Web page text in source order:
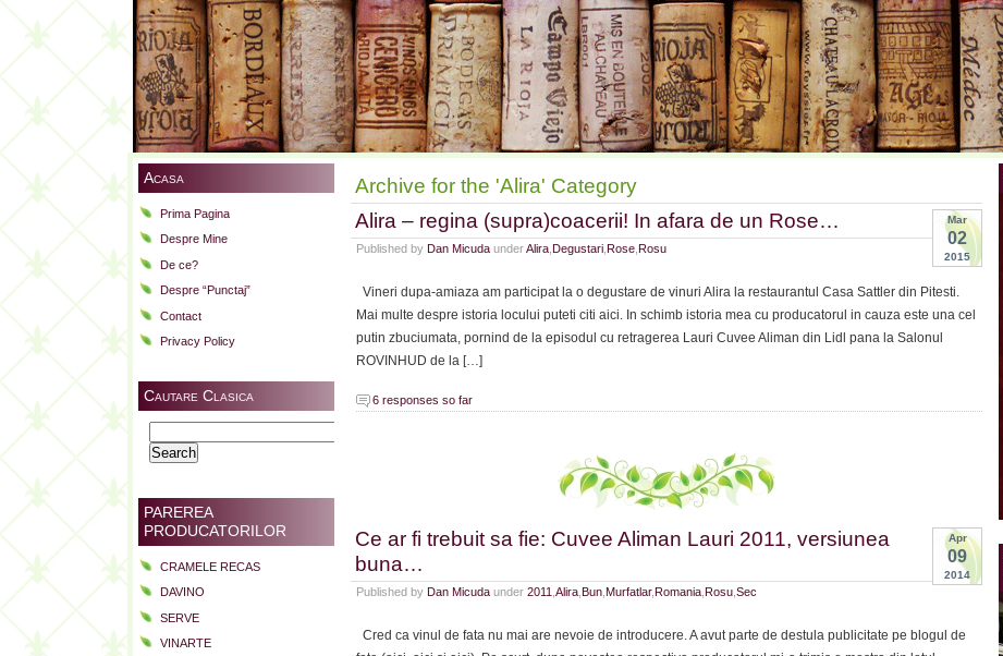
Acasa
Prima Pagina
Despre Mine
De ce?
Despre “Punctaj”
Contact
Privacy Policy
Cautare Clasica
for:
PAREREA
PRODUCATORILOR
CRAMELE RECAS
DAVINO
SERVE
VINARTE
Archive for the 'Alira' Category
Mar
02
2015
Alira – regina (supra)coacerii! In afara de un Rose…
Published by Dan Micuda underAlira Degustari Rose Rosu
Vineri dupa-amiaza am participat la o degustare de vinuri Alira la restaurantul Casa Sattler din Pitesti.
Mai multe despre istoria locului puteti citi aici. In schimb istoria mea cu producatorul in cauza este una cel
putin zbuciumata, pornind de la episodul cu retragerea Lauri Cuvee Aliman din Lidl pana la Salonul
ROVINHUD de la […]
6 responses so far
Apr
09
2014
Ce ar fi trebuit sa fie: Cuvee Aliman Lauri 2011, versiunea
buna…
Published by Dan Micuda under 2011 Alira Bun Murfatlar,Romania Rosu Sec
Cred ca vinul de fata nu mai are nevoie de introducere. A avut parte de destula publicitate pe blogul de